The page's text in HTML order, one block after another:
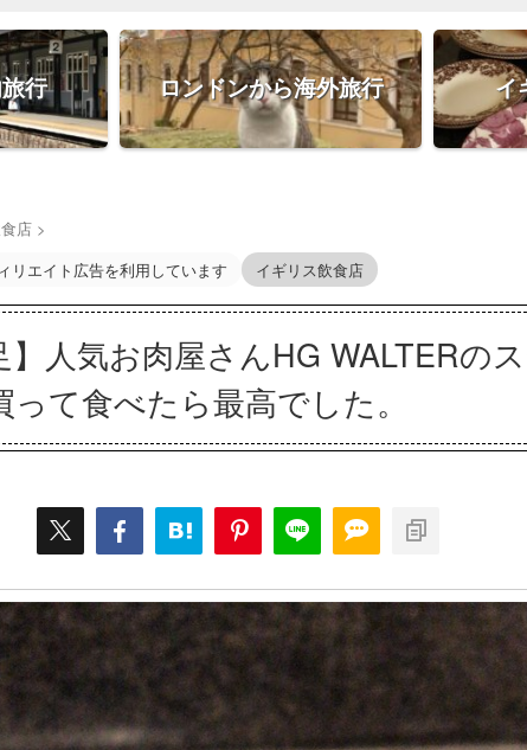
行 ロンドンから海外旅行 イ
店 >
リエイト広告を利用しています
イギリス飲食店
】人気お肉屋さんHG WALTERの
って食べたら最高でした。